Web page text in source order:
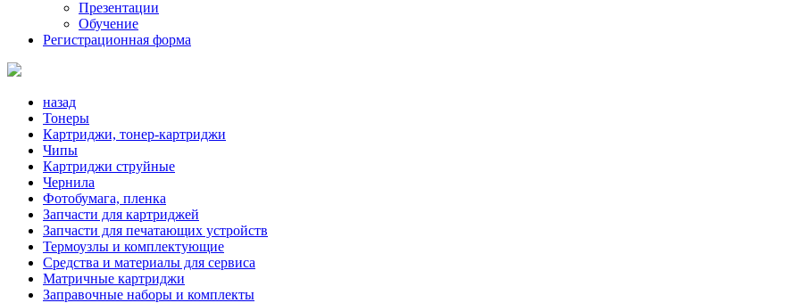
Презентации
Обучение
Регистрационная форма
назад
Тонеры
Картриджи, тонер-картриджи
Чипы
Картриджи струйные
Чернила
Фотобумага, пленка
Запчасти для картриджей
Запчасти для печатающих устройств
Термоузлы и комплектующие
Средства и материалы для сервиса
Матричные картриджи
Заправочные наборы и комплекты